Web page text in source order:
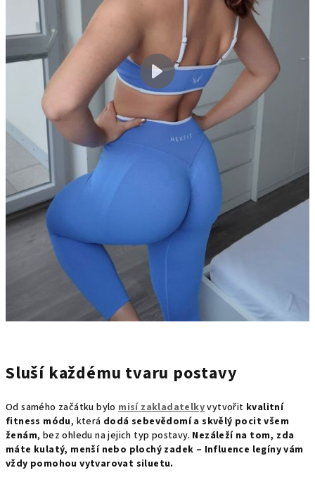
Sluší každému tvaru postavy
Od samého začátku bylomisí zakladatelkyvytvořit kvalitní
fitness módu, která dodá sebevědomí a skvělý pocit všem
ženám, bez ohledu na jejich typ postavy. Nezáleží na tom, zda
máte kulatý, menší nebo plochý zadek – Influence legíny vám
vždy pomohou vytvarovat siluetu.